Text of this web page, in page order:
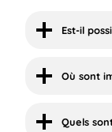
Est-il
Où sont
Quels